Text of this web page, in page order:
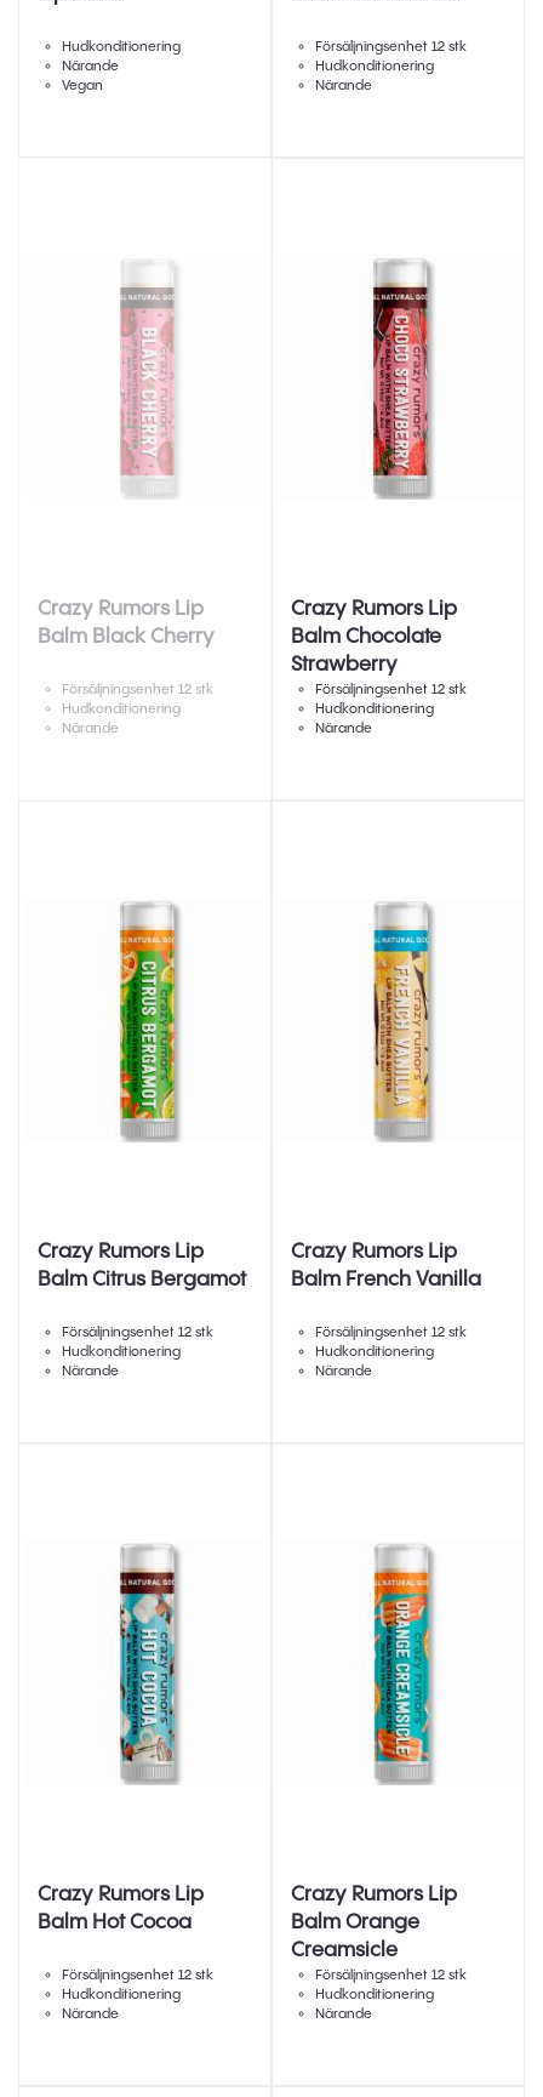
Hudkonditionering
Närande
Vegan
Försäljningsenhet 12 stk
Hudkonditionering
Närande
Crazy Rumors Lip
Balm Black Cherry
Försäljningsenhet 12 stk
Hudkonditionering
Närande
Crazy Rumors Lip
Balm Chocolate
Strawberry
Försäljningsenhet 12 stk
Hudkonditionering
Närande
Crazy Rumors Lip
Balm Citrus Bergamot
Försäljningsenhet 12 stk
Hudkonditionering
Närande
Crazy Rumors Lip
Balm French Vanilla
Försäljningsenhet 12 stk
Hudkonditionering
Närande
Crazy Rumors Lip
Balm Hot Cocoa
Försäljningsenhet 12 stk
Hudkonditionering
Närande
Crazy Rumors Lip
Balm Orange
Creamsicle
Försäljningsenhet 12 stk
Hudkonditionering
Närande